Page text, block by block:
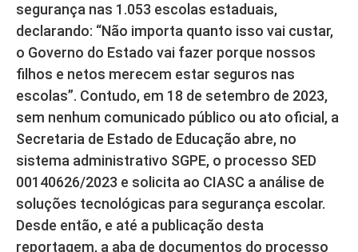
segurança nas 1.053 escolas estaduais,
declarando: “Não importa quanto isso vai custar,
o Governo do Estado vai fazer porque nossos
filhos e netos merecem estar seguros nas
escolas”. Contudo, em 18 de setembro de 2023,
sem nenhum comunicado público ou ato oficial, a
Secretaria de Estado de Educação abre, no
sistema administrativo SGPE, o processo SED
00140626/2023 e solicita ao CIASC a análise de
soluções tecnológicas para segurança escolar.
Desde então, e até a publicação desta
reportagem, a aba de documentos do processo